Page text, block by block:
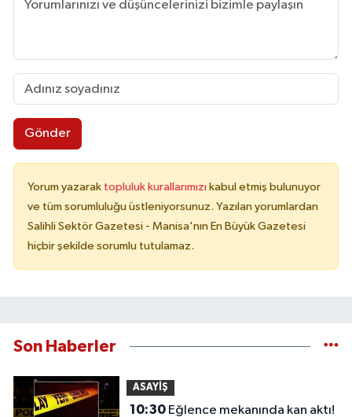
Gönder
Yorum yazarak topluluk kurallarımızı kabul etmiş bulunuyor
ve tüm sorumluluğu üstleniyorsunuz. Yazılan yorumlardan
Salihli Sektör Gazetesi - Manisa'nın En Büyük Gazetesi
hiçbir şekilde sorumlu tutulamaz.
Son Haberler
ASAYİŞ
10:30Eğlence mekanında kan aktı!